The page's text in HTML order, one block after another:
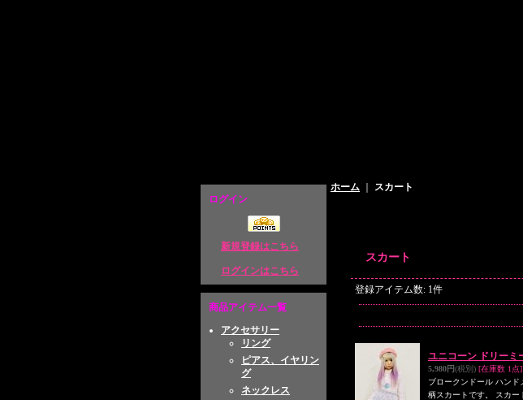
ログイン
新規登録はこちら
ログインはこちら
商品アイテム一覧
アクセサリー
リング
ピアス、イヤリン
グ
ネックレス
ホーム スカート
スカート
登録アイテム数: 1件
ユニコーン ドリーミ
5,980円(税別) [在庫数 1点]
ブロークンドール ハン
柄スカートです。 スカー